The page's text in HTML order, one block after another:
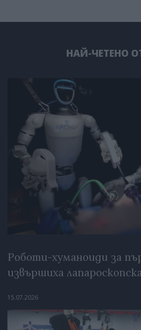
НАЙ-ЧЕТЕНО
Роботи-хуманоиди за
извършиха
15.07.2026